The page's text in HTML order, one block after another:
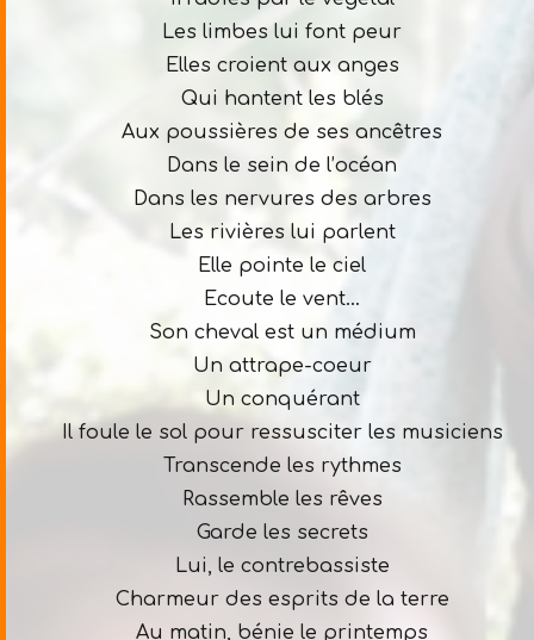
Les limbes lui font peur
Elles croient aux anges
Qui hantent les blés
Aux poussières de ses ancêtres
Dans le sein de l’océan
Dans les nervures des arbres
Les rivières lui parlent
Elle pointe le ciel
Ecoute le vent…
Son cheval est un médium
Un attrape-coeur
Un conquérant
Il foule le sol pour ressusciter les musiciens
Transcende les rythmes
Rassemble les rêves
Garde les secrets
Lui, le contrebassiste
Charmeur des esprits de la terre
Au matin, bénie le printemps